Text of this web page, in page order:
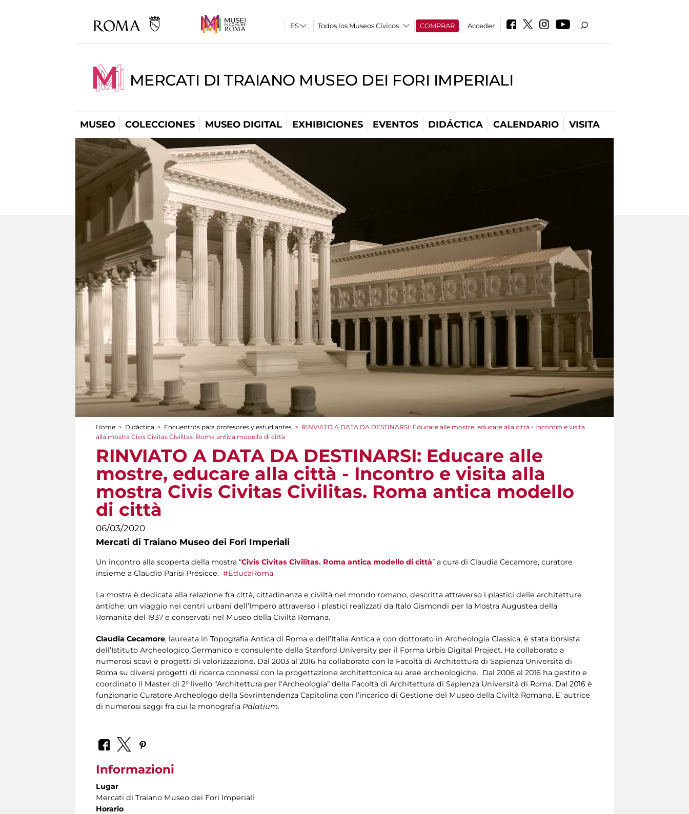
Todos los Museos Cívicos COMPRAR Acceder
MERCATI DI TRAIANO MUSEO DEI FORI IMPERIALI
MUSEO COLECCIONES MUSEO DIGITAL EXHIBICIONES EVENTOS DIDÁCTICA CALENDARIO VISITA
You are here
Home > Didáctica > Encuentros para profesores y estudiantes > RINVIATO A DATA DA DESTINARSI: Educare alle mostre, educare alla città - Incontro e visita
alla mostra Civis Civitas Civilitas. Roma antica modello di città
RINVIATO A DATA DA DESTINARSI: Educare alle
mostre, educare alla città - Incontro e visita alla
mostra Civis Civitas Civilitas. Roma antica modello
di città
06/03/2020
Mercati di Traiano Museo dei Fori Imperiali
Un incontro alla scoperta della mostra “Civis Civitas Civilitas. Roma antica modello di città” a cura di Claudia Cecamore, curatore
insieme a Claudio Parisi Presicce. #EducaRoma
La mostra è dedicata alla relazione fra città, cittadinanza e civiltà nel mondo romano, descritta attraverso i plastici delle architetture
antiche: un viaggio nei centri urbani dell’Impero attraverso i plastici realizzati da Italo Gismondi per la Mostra Augustea della
Romanità del 1937 e conservati nel Museo della Civiltà Romana.
Claudia Cecamore, laureata in Topografia Antica di Roma e dell’Italia Antica e con dottorato in Archeologia Classica, è stata borsista
dell’Istituto Archeologico Germanico e consulente della Stanford University per il Forma Urbis Digital Project. Ha collaborato a
numerosi scavi e progetti di valorizzazione. Dal 2003 al 2016 ha collaborato con la Facoltà di Architettura di Sapienza Università di
Roma su diversi progetti di ricerca connessi con la progettazione architettonica su aree archeologiche. Dal 2006 al 2016 ha gestito e
coordinato il Master di 2° livello “Architettura per l’Archeologia” della Facoltà di Architettura di Sapienza Università di Roma. Dal 2016 è
funzionario Curatore Archeologo della Sovrintendenza Capitolina con l’incarico di Gestione del Museo della Civiltà Romana. E’ autrice
di numerosi saggi fra cui la monografia Palatium.
Informazioni
Lugar
Mercati di Traiano Museo dei Fori Imperiali
Horario